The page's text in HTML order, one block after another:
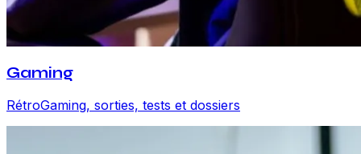
Gaming
RétroGaming, sorties, tests et dossiers